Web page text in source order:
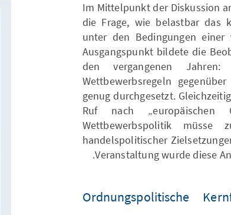
Im Mittelpunkt der Diskussion
die Frage, wie belastbar das
unter den Bedingungen einer
Ausgangspunkt bildete die
den vergangenen
Wettbewerbsregeln
genug durchgesetzt.
Ruf nach „europäischen
Wettbewerbspolitik müsse
handelspolitischer
Veranstaltung wurde diese
Ordnungspolitische